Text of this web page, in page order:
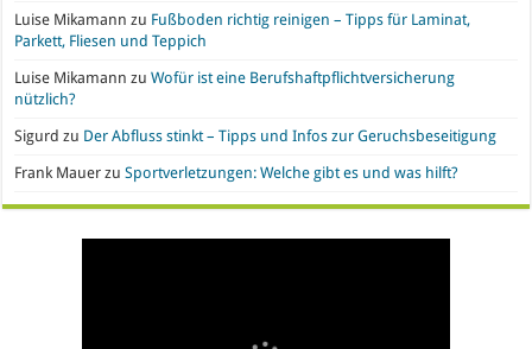
SigurdzuDer Abfluss stinkt – Tipps und Infos zur Geruchsbeseitigung
Frank MauerzuSportverletzungen: Welche gibt es und was hilft?
Handyvertrag oder Prepaid? Wo liegen die Vor-
Nachgefragt: Ist Gold eine geeignete
Büroeinrichtung und IT leasen: Hier liegen die
Pro & Kontra – künstliche Pflanzen vs. echte
Synthetische Kleidung – Vor- und Nachteile von